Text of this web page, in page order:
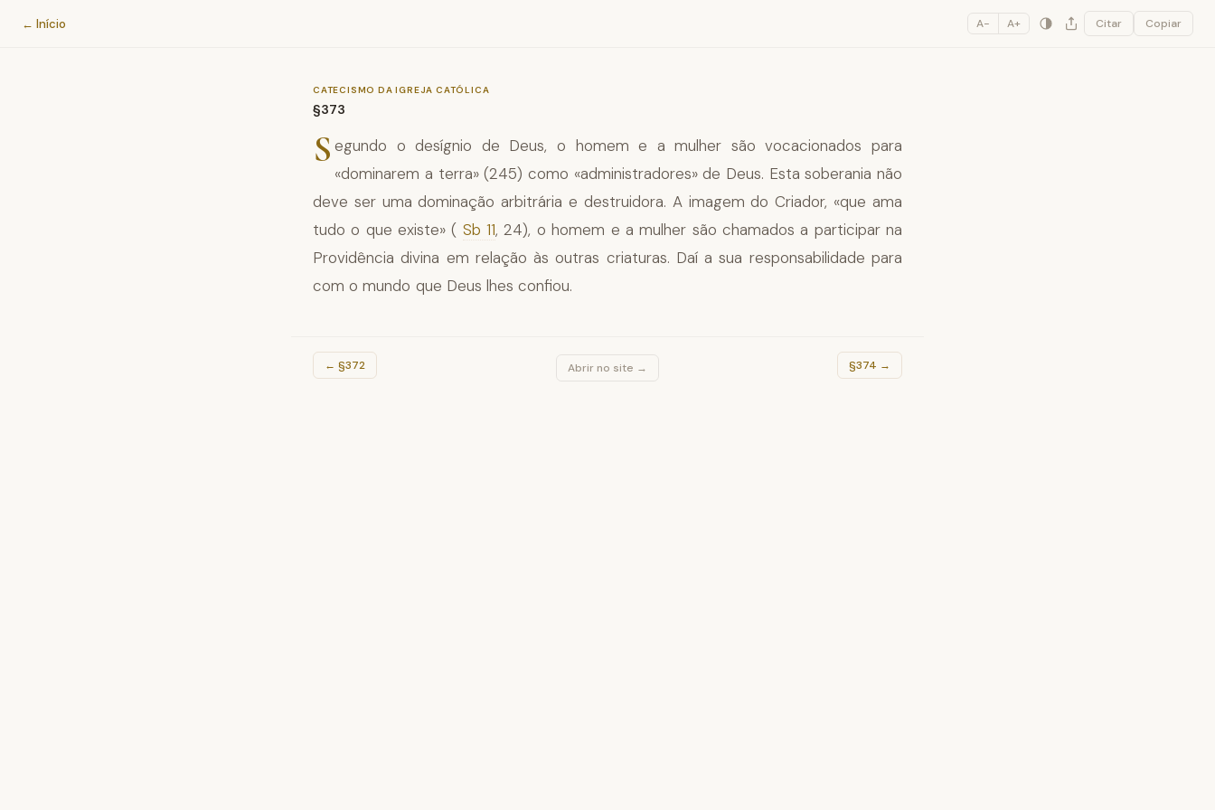
Catecismo da Igreja Católica
← Início A− A+ Citar Copiar
CATECISMO DA IGREJA CATÓLICA
§373
S egundo o desígnio de Deus, o homem e a mulher são vocacionados para
«dominarem a terra» (245) como «administradores» de Deus. Esta soberania não
deve ser uma dominação arbitrária e destruidora. A imagem do Criador, «que ama
tudo o que existe» ( Sb 11, 24), o homem e a mulher são chamados a participar na
Providência divina em relação às outras criaturas. Daí a sua responsabilidade para
com o mundo que Deus lhes confiou.
← §372 Abrir no site → §374 →